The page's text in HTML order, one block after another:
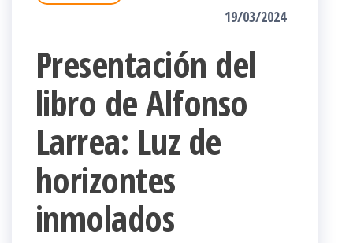
19/03/2024
Presentación del
libro de Alfonso
Larrea: Luz de
horizontes
inmolados